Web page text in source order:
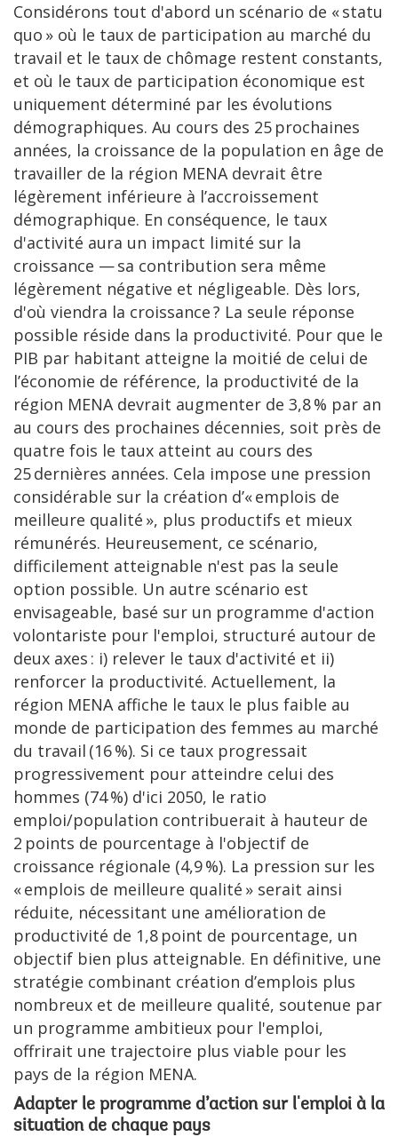
Considérons tout d'abord un scénario de « statu
quo » où le taux de participation au marché du
travail et le taux de chômage restent constants,
et où le taux de participation économique est
uniquement déterminé par les évolutions
démographiques. Au cours des 25 prochaines
années, la croissance de la population en âge de
travailler de la région MENA devrait être
légèrement inférieure à l’accroissement
démographique. En conséquence, le taux
d'activité aura un impact limité sur la
croissance — sa contribution sera même
légèrement négative et négligeable. Dès lors,
d'où viendra la croissance ? La seule réponse
possible réside dans la productivité. Pour que le
PIB par habitant atteigne la moitié de celui de
l’économie de référence, la productivité de la
région MENA devrait augmenter de 3,8 % par an
au cours des prochaines décennies, soit près de
quatre fois le taux atteint au cours des
25 dernières années. Cela impose une pression
considérable sur la création d’« emplois de
meilleure qualité », plus productifs et mieux
rémunérés. Heureusement, ce scénario,
difficilement atteignable n'est pas la seule
option possible. Un autre scénario est
envisageable, basé sur un programme d'action
volontariste pour l'emploi, structuré autour de
deux axes : i) relever le taux d'activité et ii)
renforcer la productivité. Actuellement, la
région MENA affiche le taux le plus faible au
monde de participation des femmes au marché
du travail (16 %). Si ce taux progressait
progressivement pour atteindre celui des
hommes (74 %) d'ici 2050, le ratio
emploi/population contribuerait à hauteur de
2 points de pourcentage à l'objectif de
croissance régionale (4,9 %). La pression sur les
« emplois de meilleure qualité » serait ainsi
réduite, nécessitant une amélioration de
productivité de 1,8 point de pourcentage, un
objectif bien plus atteignable. En définitive, une
stratégie combinant création d’emplois plus
nombreux et de meilleure qualité, soutenue par
un programme ambitieux pour l'emploi,
offrirait une trajectoire plus viable pour les
pays de la région MENA.
Adapter le programme d’action sur l'emploi à la
situation de chaque pays